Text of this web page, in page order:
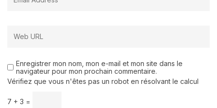
Enregistrer mon nom, mon e-mail et mon site dans le
navigateur pour mon prochain commentaire.
Vérifiez que vous n'êtes pas un robot en résolvant le calcul
7 + 3 =